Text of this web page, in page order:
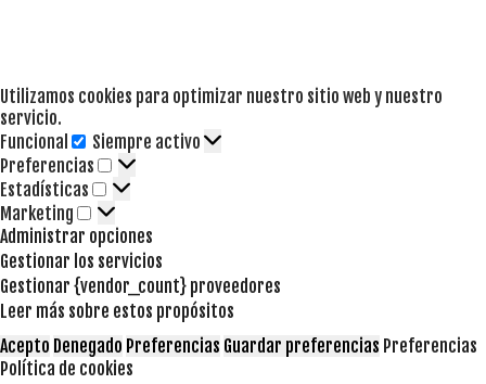
Utilizamos cookies para optimizar nuestro sitio web y nuestro
servicio.
Funcional
Funcional
Siempre activo
Preferencias
Preferencias
Estadísticas Estadísticas
Marketing Marketing
Administrar opciones
Gestionar los servicios
Gestionar {vendor_count} proveedores
Leer más sobre estos propósitos
Acepto Denegado Preferencias Guardar preferencias Preferencias
Política de cookies